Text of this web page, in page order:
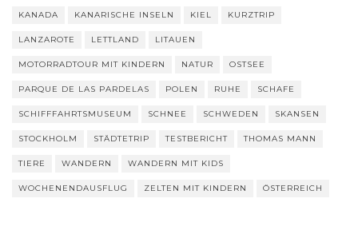
KANADA KANARISCHE INSELN KIEL KURZTRIP
LANZAROTE LETTLAND LITAUEN
MOTORRADTOUR MIT KINDERN NATUR OSTSEE
PARQUE DE LAS PARDELAS POLEN RUHE SCHAFE
SCHIFFFAHRTSMUSEUM SCHNEE SCHWEDEN SKANSEN
STOCKHOLM STÄDTETRIP TESTBERICHT THOMAS MANN
TIERE WANDERN WANDERN MIT KIDS
WOCHENENDAUSFLUG ZELTEN MIT KINDERN ÖSTERREICH